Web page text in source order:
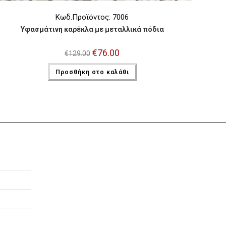
Κωδ.Προϊόντος: 7006
Υφασμάτινη καρέκλα με μεταλλικά πόδια
€129.00 Original
price
was:
€129.00.
€76.00
τιμή
είναι:
€76.00.
Προσθήκη στο καλάθι